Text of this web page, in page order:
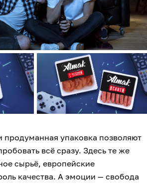
продуманная упаковка позволяют
всё сразу. Здесь те же
сырьё, европейские
качества. А эмоции — свобода